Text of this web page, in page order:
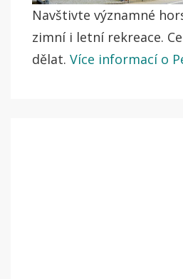
Navštivte významné
zimní i letní rekreace.
dělat. Více informací o